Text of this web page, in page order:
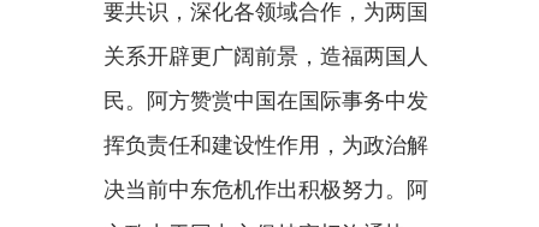
主办：新疆乌恰县人民政府办公室承办：新疆乌恰县政务服务
政府网站标识码：6530240001 新公网安备65302402000101号
地 址：新疆克州乌恰县光明路1号联系电话：0908-4621030